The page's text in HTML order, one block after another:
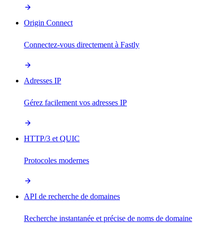
Origin Connect
Connectez-vous directement à Fastly
Adresses IP
Gérez facilement vos adresses IP
HTTP/3 et QUIC
Protocoles modernes
API de recherche de domaines
Recherche instantanée et précise de noms de domaine